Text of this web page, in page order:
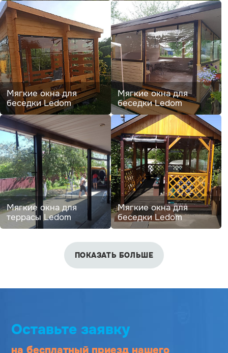
Мягкие окна для
беседки Ledom
Мягкие окна для
беседки Ledom
Мягкие окна для
террасы Ledom
Мягкие окна для
беседки Ledom
ПОКАЗАТЬ БОЛЬШЕ
Оставьте заявку
на бесплатный приезд нашего